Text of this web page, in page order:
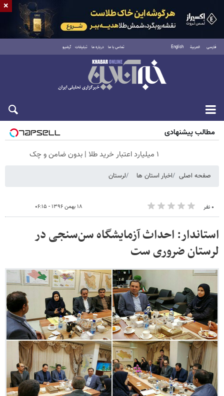
فارسی العربية English تماس با ما درباره ما تبلیغات آرشیو
جمعه ۱۶ مرداد ۱۴۰۵
مطالب پیشنهادی
۱ میلیارد اعتبار خرید طلا | بدون ضامن و چک
صفحه اصلی اخبار استان ها لرستان
۰ نفر ۱۸ بهمن ۱۳۹۶ - ۰۶:۱۵
استاندار: احداث آزمایشگاه سن‌سنجی در
لرستان ضروری ست
×